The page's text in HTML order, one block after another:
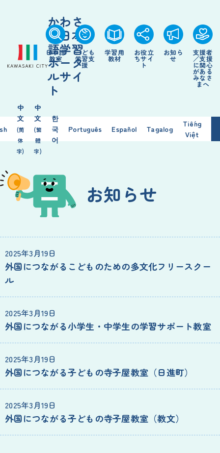
かわさ
き日本
語学習
ポータ
ルサイ
ト
日本語
教室
こども
学習支
援
学習用
教材
お役立
ちサイ
ト
お知ら
せ
支援者
／支援
に関心
がある
みなさ
まへ
中
文
(简
体
字)
中
文
(繁
體
字)
한
국
어
Português Español Tagalog
Tiếng
Việt
お知らせ
2025年3月19日
外国につながるこどものための多文化フリースクー
ル
2025年3月19日
外国につながる小学生・中学生の学習サポート教室
2025年3月19日
外国につながる子どもの寺子屋教室（日進町）
2025年3月19日
外国につながる子どもの寺子屋教室（教文）